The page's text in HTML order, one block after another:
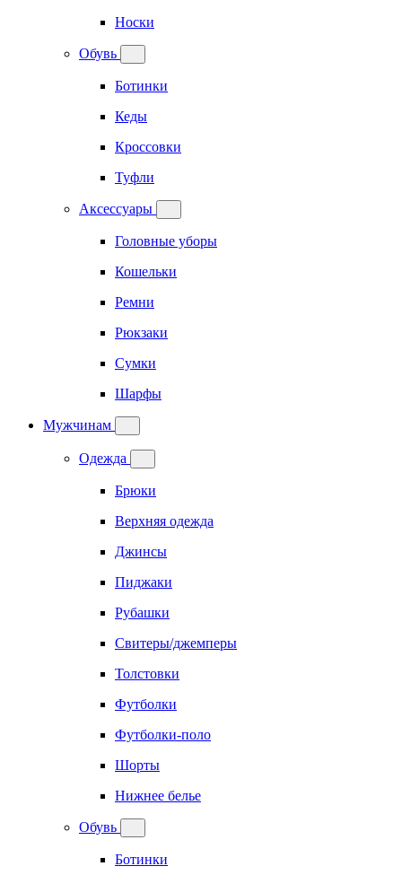
Носки
Обувь
Ботинки
Кеды
Кроссовки
Туфли
Аксессуары
Головные уборы
Кошельки
Ремни
Рюкзаки
Сумки
Шарфы
Мужчинам
Одежда
Брюки
Верхняя одежда
Джинсы
Пиджаки
Рубашки
Свитеры/джемперы
Толстовки
Футболки
Футболки-поло
Шорты
Нижнее белье
Обувь
Ботинки